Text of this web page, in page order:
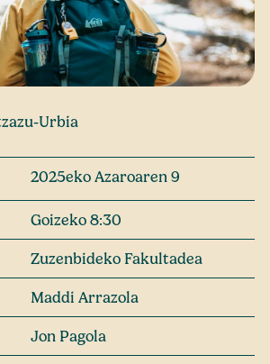
Urbia
2025eko Azaroaren 9
Goizeko 8:30
Zuzenbideko Fakultadea
Maddi Arrazola
Jon Pagola